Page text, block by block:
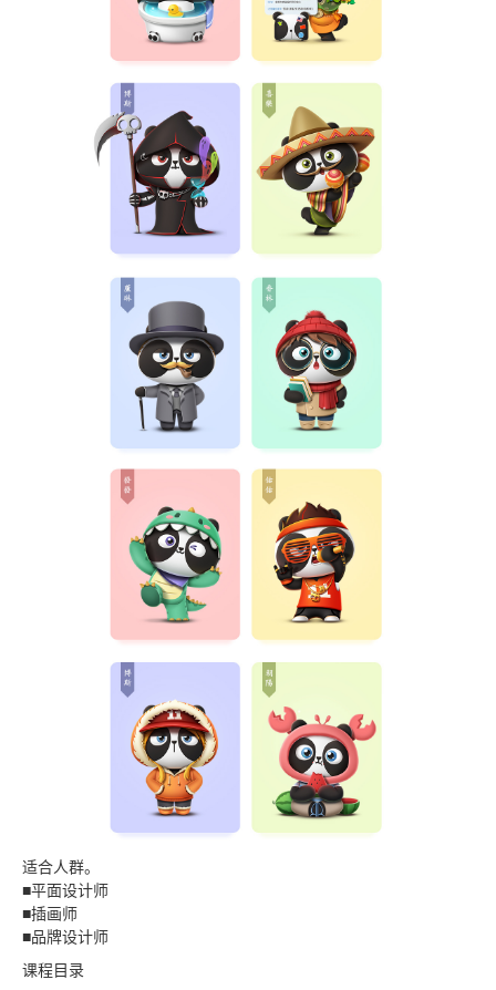
适合人群。
■平面设计师
■插画师
■品牌设计师
课程目录